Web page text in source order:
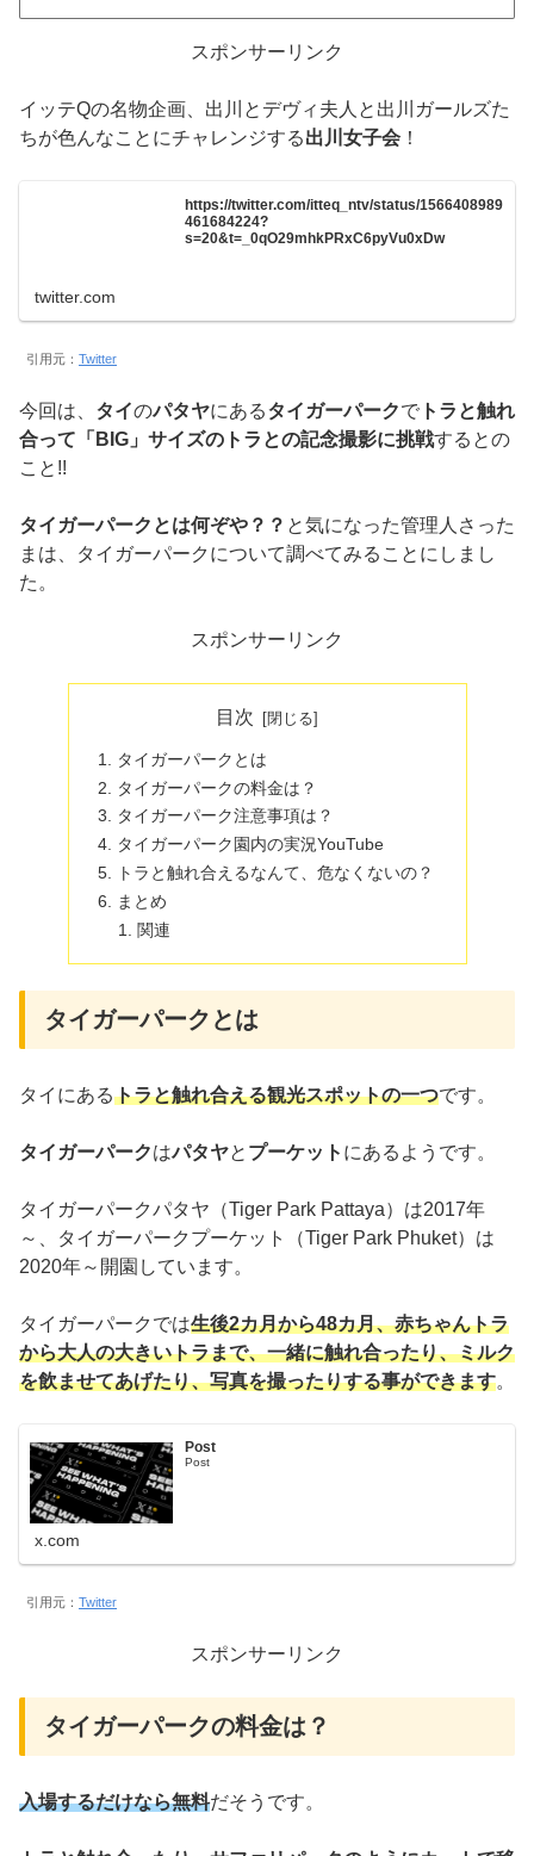
スポンサーリンク
イッテQの名物企画、出川とデヴィ夫人と出川ガールズた
ちが色んなことにチャレンジする出川女子会 ！
https://twitter.com/itteq_ntv/status/1566408989
461684224?
s=20&t=_0qO29mhkPRxC6pyVu0xDw
twitter.com
引用元： Twitter
今回は、 タイのパタヤにあるタイガーパークで トラと触れ
合って「BIG」サイズのトラとの記念撮影に挑戦するとの
こと!!
タイガーパークとは何ぞや？？ と気になった管理人さった
まは、タイガーパークについて調べてみることにしまし
た。
スポンサーリンク
目次
タイガーパークとは
タイガーパークの料金は？
タイガーパーク注意事項は？
タイガーパーク園内の実況YouTube
トラと触れ合えるなんて、危なくないの？
まとめ
関連
タイガーパークとは
タイにあるトラと触れ合える観光スポットの一つです。
タイガーパークはパタヤと プーケット にあるようです。
タイガーパークパタヤ（Tiger Park Pattaya）は2017年
～、タイガーパークプーケット（Tiger Park Phuket）は
2020年～開園しています。
タイガーパークでは生後2カ月から48カ月、赤ちゃんトラ
から大人の大きいトラまで、一緒に触れ合ったり、ミルク
を飲ませてあげたり、写真を撮ったりする事ができます。
Post
Post
x.com
引用元： Twitter
スポンサーリンク
タイガーパークの料金は？
入場するだけなら無料だそうです。